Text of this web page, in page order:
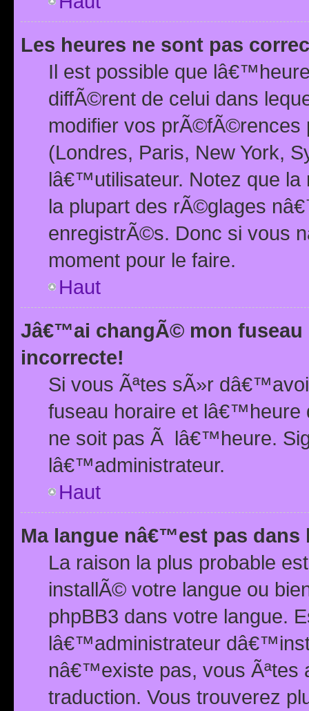
Les heures ne sont pas
Il est possible que
diffÃ©rent de celui dans
modifier vos prÃ©fÃ©rences
(Londres, Paris, New York,
lâ€™utilisateur. Notez que la
la plupart des rÃ©glages
enregistrÃ©s. Donc si vous
moment pour le faire.
Haut
Jâ€™ai changÃ© mon
incorrecte!
Si vous Ãªtes sÃ»r
fuseau horaire et
ne soit pas Ã lâ€™heure.
lâ€™administrateur.
Haut
Ma langue nâ€™est pas dans
La raison la plus probable
installÃ© votre langue ou
phpBB3 dans votre langue.
lâ€™administrateur
nâ€™existe pas, vous Ãªtes
traduction. Vous trouverez